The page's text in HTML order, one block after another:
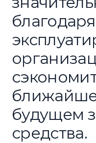
будущем
средства.